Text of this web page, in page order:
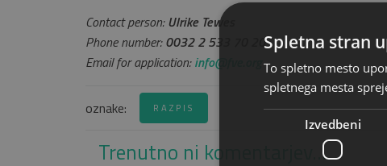
Contact person:Ulrike Tewes
Phone number:0032 2 533 70 20
Email for application:info@fve.org
oznake: RAZPIS
Trenutno ni komentarjev...
Spletna stran
To spletno mesto
spletnega mesta
Izvedbeni